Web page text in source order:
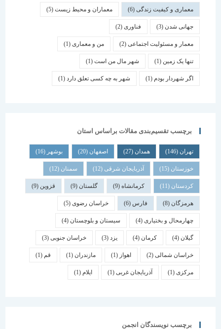
معماری و کیفیت زندگی(6) معماران و محیط زیست(5)
جهانی شدن(3) فناوری (2)
معمار و مسئولیت اجتماعی (2) من و معماری (1)
تنها یک زمین(1) شهر مال من است(1)
اگر شهردار بودم (1) شهر به چه کسی تعلق دارد(1)
برچسب تقسیم‌بندی مقالات براساس استان
همدان اصفهان (20) بوشهر
خوزستان(15) آذربایجان شرقی(12) سمنان (12)
کردستان(11) کرمانشاه(9) گلستان (9) قزوین
هرمزگان(8) فارس خراسان رضوی(5)
چهارمحال و بختیاری (4) سیستان و بلوچستان(4)
کرمان یزد خراسان جنوبی(3)
خراسان شمالی(2) اهواز مازندران(1) قم
(1) آذربایجان غربی(1) ایلام
برچسب نویسندگان انجمن